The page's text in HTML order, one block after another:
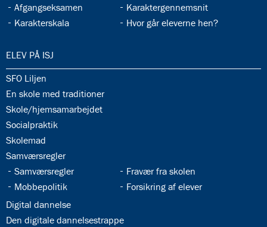
33.11:
Afgangseksamen 33.12:
Karaktergennemsnit
33.13:
Karakterskala 33.14:
Hvor går eleverne hen?
34.0:
ELEV PÅ ISJ
34.1:
SFO Liljen
34.2:
En skole med traditioner
34.3:
Skole/hjemsamarbejdet
34.4:
Socialpraktik
34.5:
Skolemad
34.6:
Samværsregler
34.7:
Samværsregler 34.8:
Fravær fra skolen
34.9:
Mobbepolitik 34.10:
Forsikring af elever
34.11:
Digital dannelse
34.12:
Den digitale dannelsestrappe